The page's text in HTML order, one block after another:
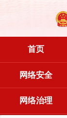
首页
网络安全
网络治理